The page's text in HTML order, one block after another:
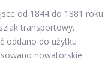
od 1844 do 1881 roku.
transportowy.
oddano do użytku
nowatorskie